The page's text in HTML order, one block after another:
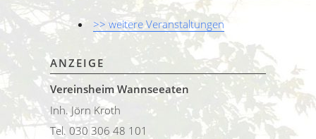
>> weitere Veranstaltungen
ANZEIGE
Vereinsheim Wannseeaten
Inh. Jörn Kroth
Tel. 030 306 48 101